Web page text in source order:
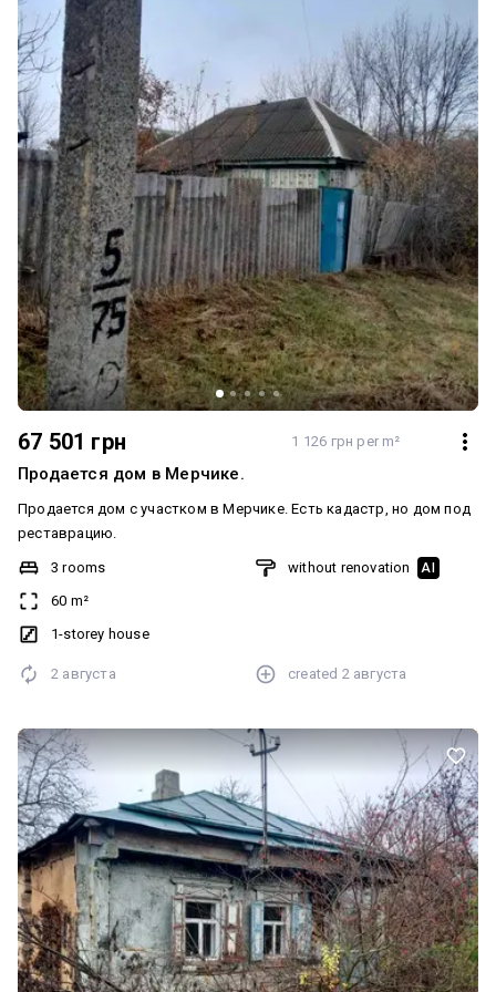
67 501 грн 1 126 грн per m²
Продается дом в Мерчике.
Продается дом с участком в Мерчике. Есть кадастр, но дом под
реставрацию.
3 rooms
60 m²
1-storey house
without renovation AI
2 августа created 2 августа